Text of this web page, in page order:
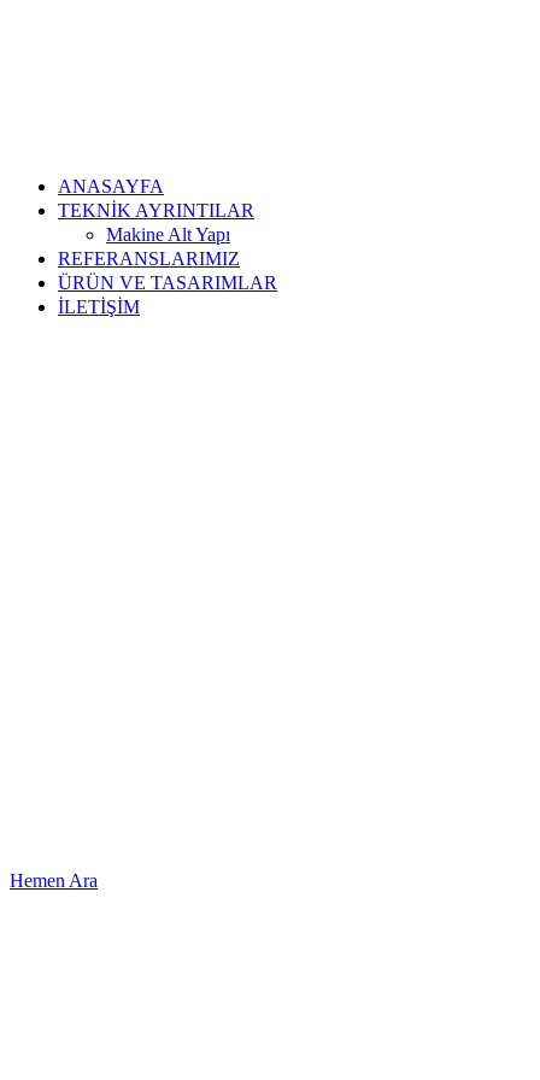
ANASAYFA
TEKNİK AYRINTILAR
Makine Alt Yapı
REFERANSLARIMIZ
ÜRÜN VE TASARIMLAR
İLETİŞİM
Hemen Ara